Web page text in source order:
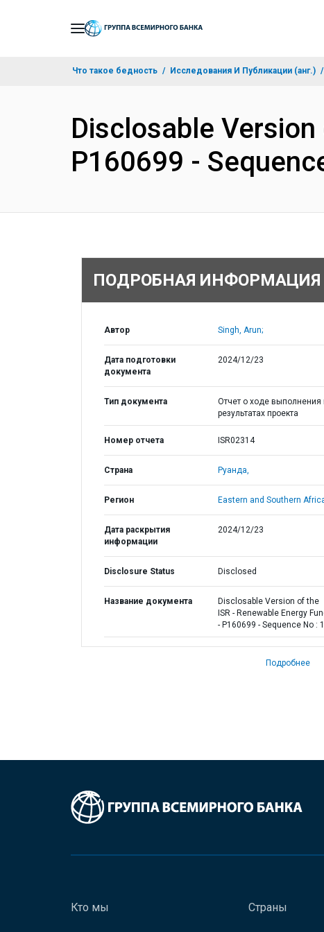
Что такое бедность Исследования И Публикации (анг.)
Disclosable
P160699 -
ПОДРОБНАЯ ИНФОРМАЦИЯ
Автор Singh, Arun;
Дата подготовки
документа
2024/12/23
Тип документа
Отчет о ходе выполнения
результатах проекта
Номер отчета ISR02314
Страна Руанда,
Регион Eastern and Southern
Дата раскрытия
информации
2024/12/23
Disclosure Status Disclosed
Название документа
Disclosable Version of the
ISR - Renewable Energy
- P160699 - Sequence No :
Подробнее
Кто мы Страны